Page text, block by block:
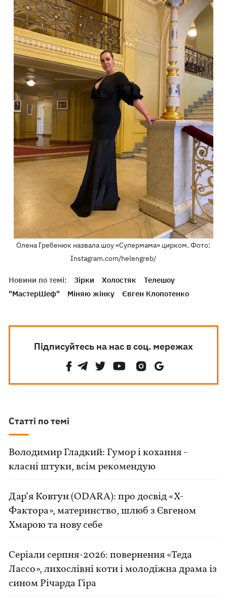
Олена Гребенюк назвала шоу «Супермама» цирком. Фото:
Instagram.com/helengreb/
Новини по темі: Зірки Холостяк
Телешоу
"МастерШеф"
Міняю жінку Євген Клопотенко
Підписуйтесь на нас в соц. мережах
Статті по темі
Володимир Гладкий: Гумор і кохання -
класні штуки, всім рекомендую
Дар’я Ковтун (ODARA): про досвід «Х-
Фактора», материнство, шлюб з Євгеном
Хмарою та нову себе
Серіали серпня-2026: повернення «Теда
Лассо», лихослівні коти і молодіжна драма із
сином Річарда Гіра